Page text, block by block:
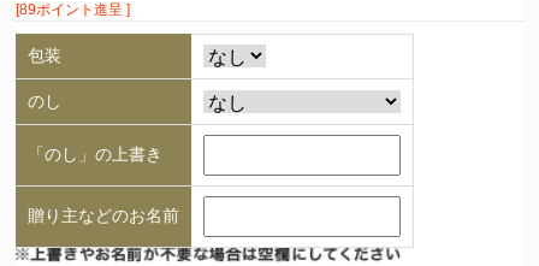
[89ポイント進呈 ]
包装
のし
「のし」の上書き
贈り主などのお名前